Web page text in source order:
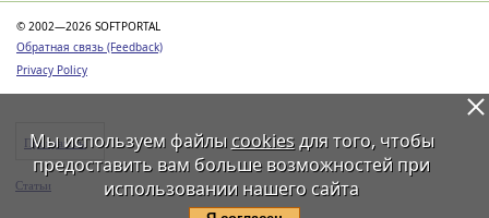
© 2002—2026 SOFTPORTAL
Обратная связь (Feedback)
Privacy Policy
Программы
Статьи
Мы используем файлы cookiesдля того, чтобы
предоставить вам больше возможностей при
использовании нашего сайта